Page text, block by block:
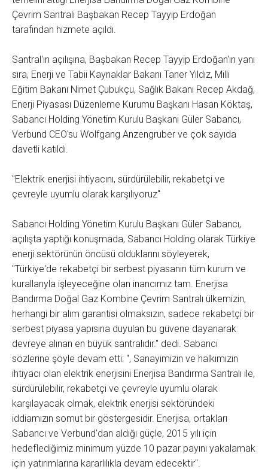
Çevrim Santralı Başbakan Recep Tayyip Erdoğan
tarafından hizmete açıldı.
Santral'ın açılışına, Başbakan Recep Tayyip Erdoğan'ın yanı
sıra, Enerji ve Tabii Kaynaklar Bakanı Taner Yıldız, Milli
Eğitim Bakanı Nimet Çubukçu, Sağlık Bakanı Recep Akdağ,
Enerji Piyasası Düzenleme Kurumu Başkanı Hasan Köktaş,
Sabancı Holding Yönetim Kurulu Başkanı Güler Sabancı,
Verbund CEO'su Wolfgang Anzengruber ve çok sayıda
davetli katıldı.
"Elektrik enerjisi ihtiyacını, sürdürülebilir, rekabetçi ve
çevreyle uyumlu olarak karşılıyoruz"
Sabancı Holding Yönetim Kurulu Başkanı Güler Sabancı,
açılışta yaptığı konuşmada, Sabancı Holding olarak Türkiye
enerji sektörünün öncüsü olduklarını söyleyerek,
"Türkiye'de rekabetçi bir serbest piyasanın tüm kurum ve
kurallarıyla işleyeceğine olan inancımız tam. Enerjisa
Bandırma Doğal Gaz Kombine Çevrim Santralı ülkemizin,
herhangi bir alım garantisi olmaksızın, sadece rekabetçi bir
serbest piyasa yapısına duyulan bu güvene dayanarak
devreye alınan en büyük santralıdır." dedi. Sabancı
sözlerine şöyle devam etti: ", Sanayimizin ve halkımızın
ihtiyacı olan elektrik enerjisini Enerjisa Bandırma Santralı ile,
sürdürülebilir, rekabetçi ve çevreyle uyumlu olarak
karşılayacak olmak, elektrik enerjisi sektöründeki
iddiamızın somut bir göstergesidir. Enerjisa, ortakları
Sabancı ve Verbund'dan aldığı güçle, 2015 yılı için
hedeflediğimiz minimum yüzde 10 pazar payını yakalamak
için yatırımlarına kararlılıkla devam edecektir".